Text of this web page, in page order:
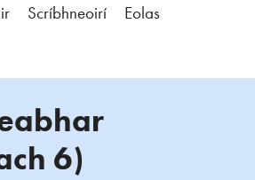
Scríbhneoirí Eolas
6)